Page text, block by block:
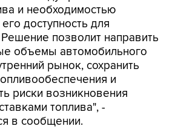
и необходимостью
доступность для
позволит направить
объемы автомобильного
рынок, сохранить
и
риски возникновения
топлива", -
в сообщении.